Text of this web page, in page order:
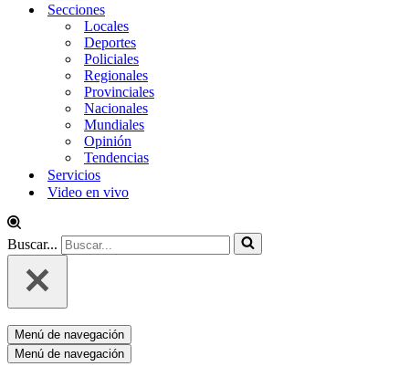
Secciones
Locales
Deportes
Policiales
Regionales
Provinciales
Nacionales
Mundiales
Opinión
Tendencias
Servicios
Video en vivo
Buscar...
Menú de navegación
Menú de navegación